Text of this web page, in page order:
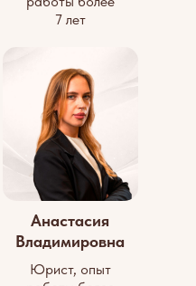
7 лет
Анастасия
Владимировна
Юрист, опыт